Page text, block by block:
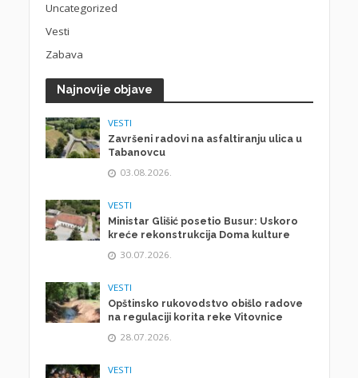
Uncategorized
Vesti
Zabava
Najnovije objave
VESTI
Završeni radovi na asfaltiranju ulica u
Tabanovcu
03.08.2026.
VESTI
Ministar Glišić posetio Busur: Uskoro
kreće rekonstrukcija Doma kulture
30.07.2026.
VESTI
Opštinsko rukovodstvo obišlo radove
na regulaciji korita reke Vitovnice
28.07.2026.
VESTI